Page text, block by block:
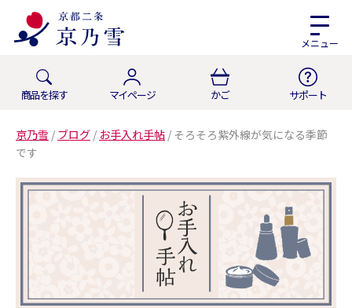
メニュー
商品を探す マイページ かご サポート
京乃雪 / ブログ / お手入れ手帖 / そろそろ紫外線が気になる季節
です